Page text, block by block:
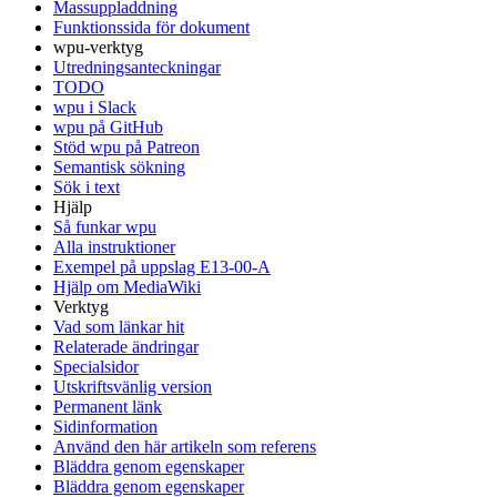
Massuppladdning
Funktionssida för dokument
wpu-verktyg
Utredningsanteckningar
TODO
wpu i Slack
wpu på GitHub
Stöd wpu på Patreon
Semantisk sökning
Sök i text
Hjälp
Så funkar wpu
Alla instruktioner
Exempel på uppslag E13-00-A
Hjälp om MediaWiki
Verktyg
Vad som länkar hit
Relaterade ändringar
Specialsidor
Utskriftsvänlig version
Permanent länk
Sidinformation
Använd den här artikeln som referens
Bläddra genom egenskaper
Bläddra genom egenskaper